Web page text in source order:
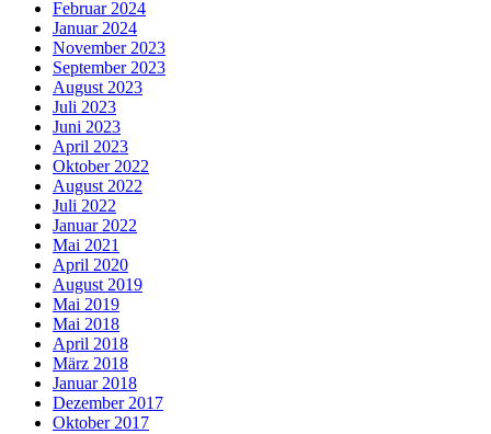
Februar 2024
Januar 2024
November 2023
September 2023
August 2023
Juli 2023
Juni 2023
April 2023
Oktober 2022
August 2022
Juli 2022
Januar 2022
Mai 2021
April 2020
August 2019
Mai 2019
Mai 2018
April 2018
März 2018
Januar 2018
Dezember 2017
Oktober 2017